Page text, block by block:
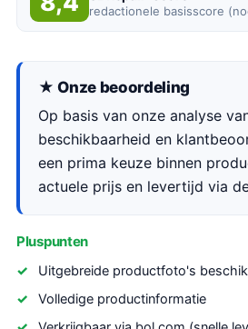
redactionele basisscore
★ Onze beoordeling
Op basis van onze analyse
beschikbaarheid en
een prima keuze binnen
actuele prijs en levertijd via
Pluspunten
Uitgebreide productfoto's
Volledige productinformatie